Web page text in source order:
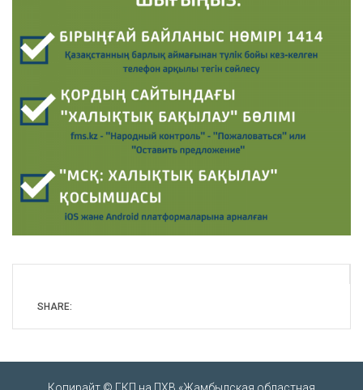
SHARE:
Копирайт © ГКП на ПХВ «Жамбылская областная